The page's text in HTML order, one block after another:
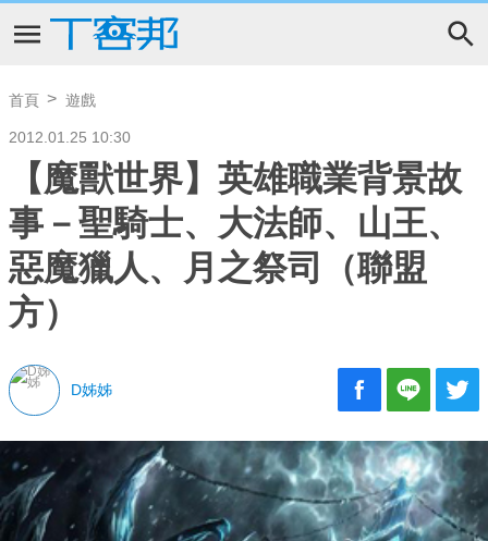
首頁 遊戲
2012.01.25 10:30
【魔獸世界】英雄職業背景故
事－聖騎士、大法師、山王、
惡魔獵人、月之祭司（聯盟
方）
D姊姊